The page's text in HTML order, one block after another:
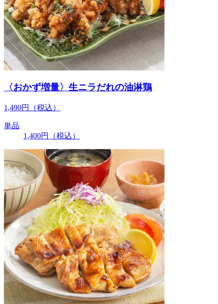
〈おかず増量〉生ニラだれの油淋鶏
1,490円 （税込）
単品
1,400円 （税込）